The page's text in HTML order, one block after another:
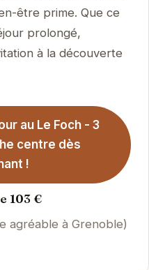
être prime. Que ce
prolongé,
à la découverte
au Le Foch - 3
centre dès
!
103 €
agréable à Grenoble)